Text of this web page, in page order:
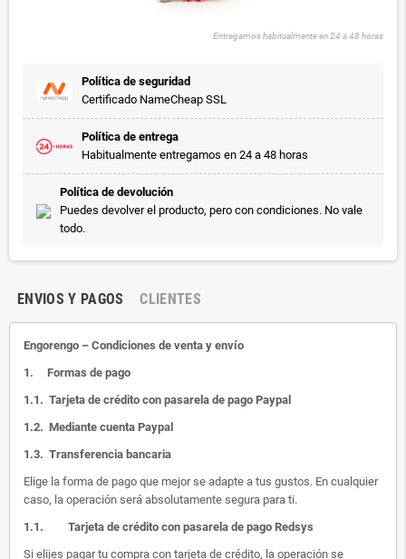
Entregamos habitualmente en 24 a 48 horas
Política de seguridad
Certificado NameCheap SSL
Política de entrega
Habitualmente entregamos en 24 a 48 horas
Política de devolución
Puedes devolver el producto, pero con condiciones. No vale
todo.
ENVIOS Y PAGOS CLIENTES
Engorengo – Condiciones de venta y envío
1. Formas de pago
1.1. Tarjeta de crédito con pasarela de pago Paypal
1.2. Mediante cuenta Paypal
1.3. Transferencia bancaria
Elige la forma de pago que mejor se adapte a tus gustos. En cualquier
caso, la operación será absolutamente segura para ti.
1.1. Tarjeta de crédito con pasarela de pago Redsys
Si elijes pagar tu compra con tarjeta de crédito, la operación se